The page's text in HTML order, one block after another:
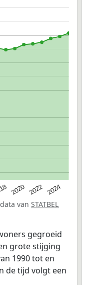
2020 2022 2024
van STATBEL
gegroeid
grote stijging
1990 tot en
de tijd volgt een